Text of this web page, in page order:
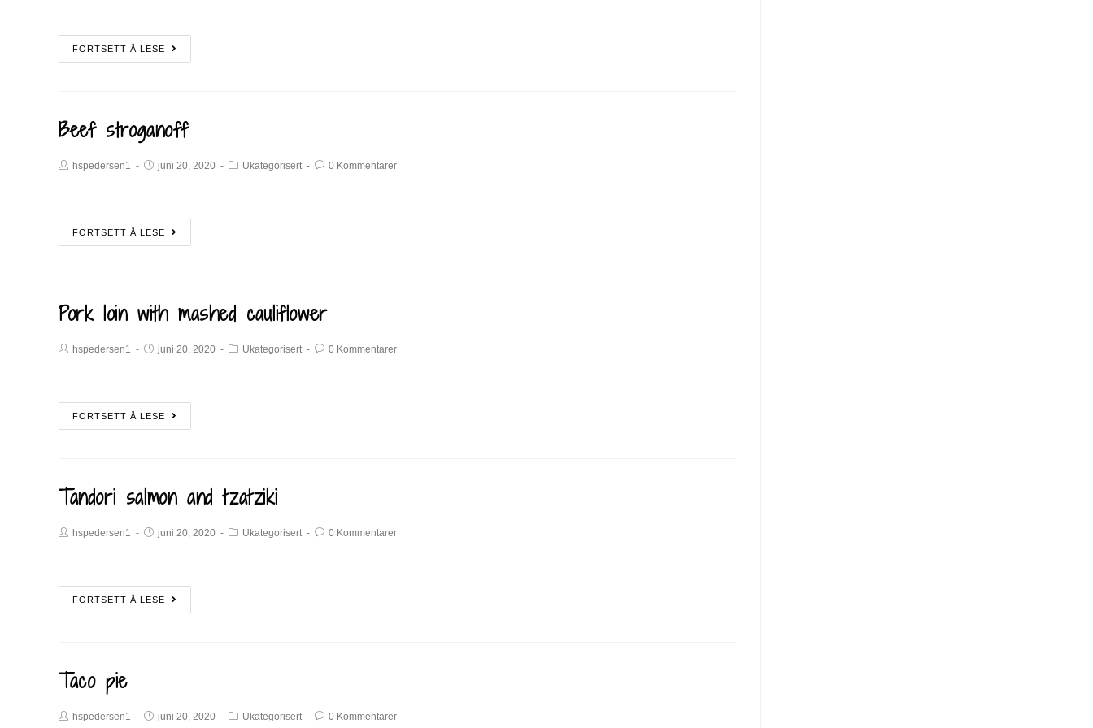
FORTSETT Å LESE
Beef stroganoff
hspedersen1 juni 20, 2020 Ukategorisert 0 Kommentarer
FORTSETT Å LESE
Pork loin with mashed cauliflower
hspedersen1 juni 20, 2020 Ukategorisert 0 Kommentarer
FORTSETT Å LESE
Tandori salmon and tzatziki
hspedersen1 juni 20, 2020 Ukategorisert 0 Kommentarer
FORTSETT Å LESE
Taco pie
hspedersen1 juni 20, 2020 Ukategorisert 0 Kommentarer